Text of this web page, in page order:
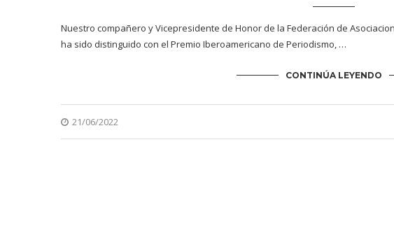
Nuestro compañero y Vicepresidente de Honor de la Federación de
ha sido distinguido con el Premio Iberoamericano de Periodismo, …
CONTINÚA LEYENDO
21/06/2022